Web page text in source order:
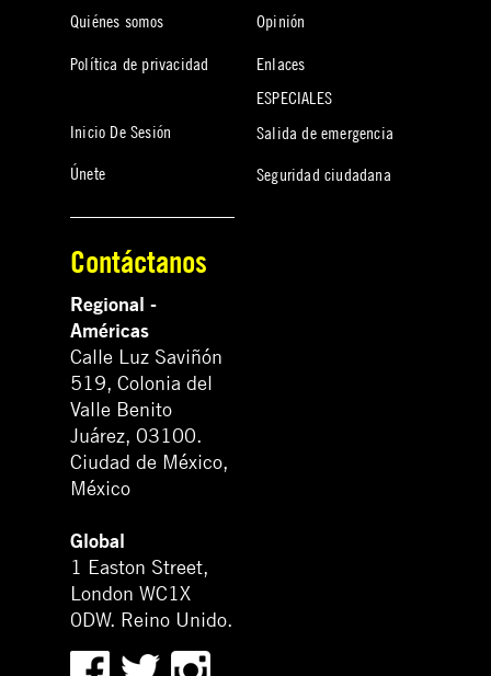
Quiénes somos
Política de privacidad
Inicio De Sesión
Únete
Opinión
Enlaces
ESPECIALES
Salida de emergencia
Seguridad ciudadana
Contáctanos
Regional -
Américas
Calle Luz Saviñón
519, Colonia del
Valle Benito
Juárez, 03100.
Ciudad de México,
México
Global
1 Easton Street,
London WC1X
0DW. Reino Unido.